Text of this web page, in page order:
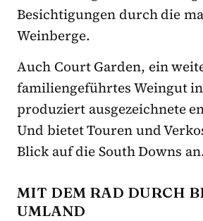
Besichtigungen durch die
Weinberge.
Auch Court Garden, ein
familiengeführtes Weingut in
produziert ausgezeichnete
Und bietet Touren und
Blick auf die South Downs
MIT DEM RAD DURCH
UMLAND